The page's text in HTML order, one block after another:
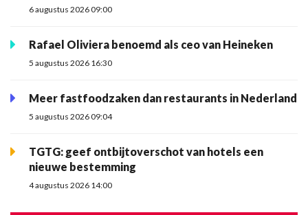
6 augustus 2026 09:00
Rafael Oliviera benoemd als ceo van Heineken
5 augustus 2026 16:30
Meer fastfoodzaken dan restaurants in Nederland
5 augustus 2026 09:04
TGTG: geef ontbijtoverschot van hotels een
nieuwe bestemming
4 augustus 2026 14:00